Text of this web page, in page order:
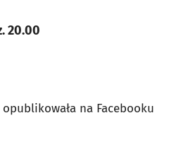
20.00
na Facebooku